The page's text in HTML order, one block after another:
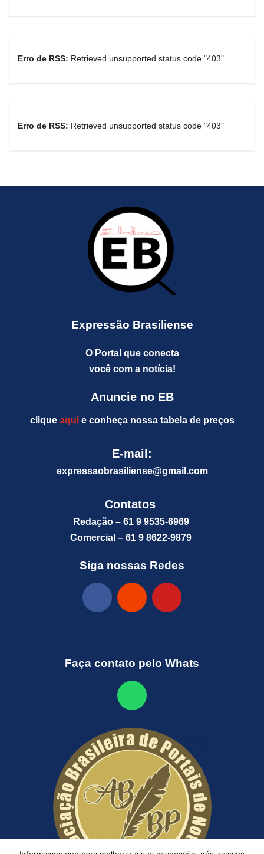
Erro de RSS: Retrieved unsupported status code "403"
Erro de RSS: Retrieved unsupported status code "403"
Expressão Brasiliense
O Portal que conecta
você com a notícia!
Anuncie no EB
clique aquie conheça nossa tabela de preços
E-mail:
expressaobrasiliense@gmail.com
Contatos
Redação – 61 9 9535-6969
Comercial – 61 9 8622-9879
Siga nossas Redes
Faça contato pelo Whats